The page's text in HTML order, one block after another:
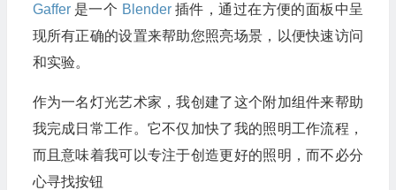
Gaffer是一个 Blender插件，通过在方便的面板中呈
现所有正确的设置来帮助您照亮场景，以便快速访问
和实验。
作为一名灯光艺术家，我创建了这个附加组件来帮助
我完成日常工作。它不仅加快了我的照明工作流程，
而且意味着我可以专注于创造更好的照明，而不必分
心寻找按钮